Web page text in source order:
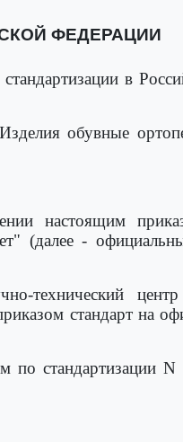
ФЕДЕРАЦИИ
в
обувные
настоящим
(далее -
технический
стандарт на
по стандартизации